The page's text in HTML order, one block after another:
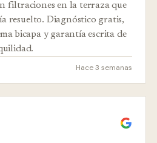
filtraciones en la terraza que
resuelto. Diagnóstico gratis,
bicapa y garantía escrita de
Hace 3 semanas